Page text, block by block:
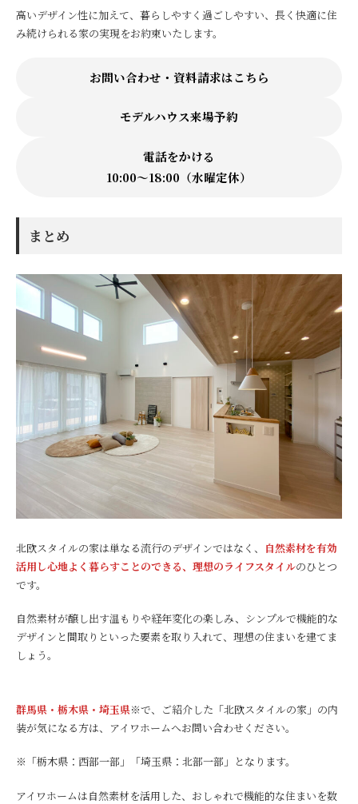
高いデザイン性に加えて、暮らしやすく過ごしやすい、長く快適に住
み続けられる家の実現をお約束いたします。
お問い合わせ・資料請求はこちら
モデルハウス来場予約
電話をかける
10:00〜18:00（水曜定休）
まとめ
北欧スタイルの家は単なる流行のデザインではなく、
自然素材を有効
活用し心地よく暮らすことのできる、理想のライフスタイルのひとつ
です。
自然素材が醸し出す温もりや経年変化の楽しみ、シンプルで機能的な
デザインと間取りといった要素を取り入れて、理想の住まいを建てま
しょう。
群馬県・栃木県・埼玉県※で、ご紹介した「北欧スタイルの家」の内
装が気になる方は、アイワホームへお問い合わせください。
※「栃木県：西部一部」「埼玉県：北部一部」となります。
アイワホームは自然素材を活用した、おしゃれで機能的な住まいを数